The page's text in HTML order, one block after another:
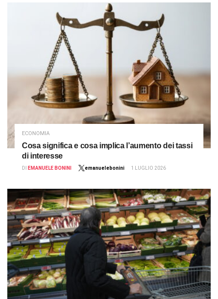
ECONOMIA
Cosa significa e cosa implica l’aumento dei tassi
di interesse
DI EMANUELE BONINI emanuelebonini 1 LUGLIO 2026